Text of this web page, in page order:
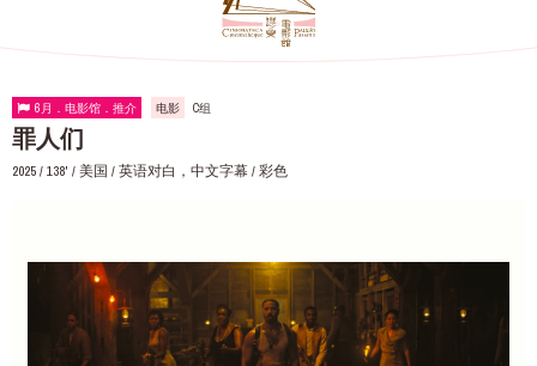
6月．电影馆．推介 电影 C组
罪人们
2025 / 138' / 美国 / 英语对白，中文字幕 / 彩色